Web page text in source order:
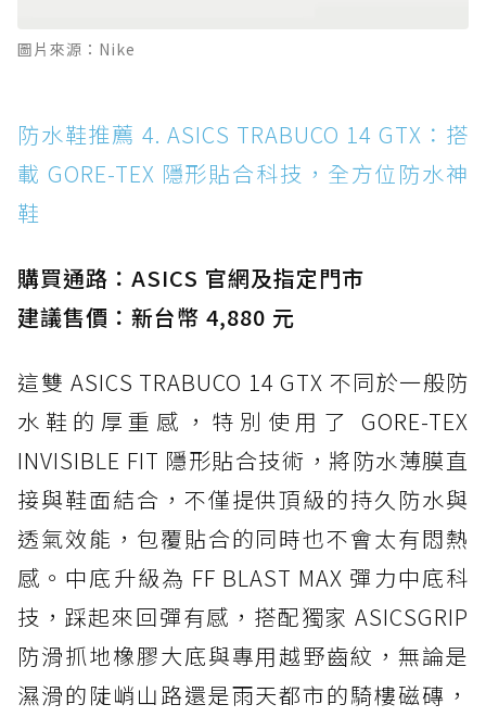
圖片來源：Nike
防水鞋推薦 4. ASICS TRABUCO 14 GTX：搭
載 GORE-TEX 隱形貼合科技，全方位防水神
鞋
購買通路：ASICS 官網及指定門市
建議售價：新台幣 4,880 元
這雙 ASICS TRABUCO 14 GTX 不同於一般防
水鞋的厚重感，特別使用了 GORE-TEX
INVISIBLE FIT 隱形貼合技術，將防水薄膜直
接與鞋面結合，不僅提供頂級的持久防水與
透氣效能，包覆貼合的同時也不會太有悶熱
感。中底升級為 FF BLAST MAX 彈力中底科
技，踩起來回彈有感，搭配獨家 ASICSGRIP
防滑抓地橡膠大底與專用越野齒紋，無論是
濕滑的陡峭山路還是雨天都市的騎樓磁磚，